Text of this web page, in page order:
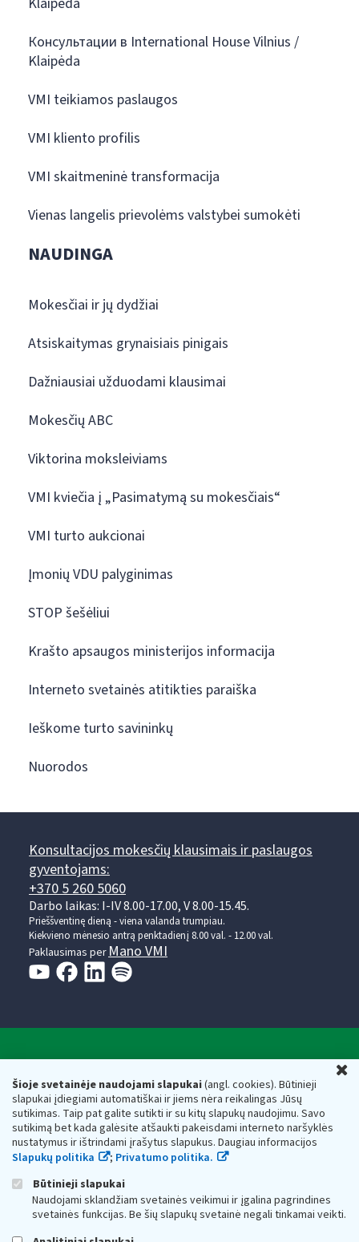
Šioje svetainėje naudojami slapukai(angl. cookies). Būtinieji
slapukai įdiegiami automatiškai ir jiems nėra reikalingas Jūsų
sutikimas. Taip pat galite sutikti ir su kitų slapukų naudojimu. Savo
sutikimą bet kada galėsite atšaukti pakeisdami interneto naršyklės
nustatymus ir ištrindami įrašytus slapukus. Daugiau informacijos
Slapukų politika
; Privatumo politika.
Būtinieji slapukai
Naudojami sklandžiam svetainės veikimui ir įgalina pagrindines
svetainės funkcijas. Be šių slapukų svetainė negali tinkamai veikti.
Консультации в International House Vilnius /
Klaipėda
VMI teikiamos paslaugos
VMI kliento profilis
VMI skaitmeninė transformacija
Vienas langelis prievolėms valstybei sumokėti
NAUDINGA
Mokesčiai ir jų dydžiai
Atsiskaitymas grynaisiais pinigais
Dažniausiai užduodami klausimai
Mokesčių ABC
Viktorina moksleiviams
VMI kviečia į „Pasimatymą su mokesčiais“
VMI turto aukcionai
Įmonių VDU palyginimas
STOP šešėliui
Krašto apsaugos ministerijos informacija
Interneto svetainės atitikties paraiška
Ieškome turto savininkų
Nuorodos
Konsultacijos mokesčių klausimais ir paslaugos
gyventojams:
+370 5 260 5060
Darbo laikas: I-IV 8.00-17.00, V 8.00-15.45.
Prieššventinę dieną - viena valanda trumpiau.
Kiekvieno mėnesio antrą penktadienį 8.00 val. - 12.00 val.
Paklausimas per Mano VMI
Respublikos finansų ministerijos
Biudžetinė įstaiga. Juridinio asmens kodas — 188659752,
adresas: Vasario 16-osios g. 14, 01107 Vilnius, Lietuva, el.paštas:
vmi@vmi.lt, E. pristatymo dėžutės adresas 188659752
Duomenys apie Valstybinę mokesčių inspekciją prie Lietuvos
Respublikos finansų ministerijos kaupiami ir saugomi Juridinių